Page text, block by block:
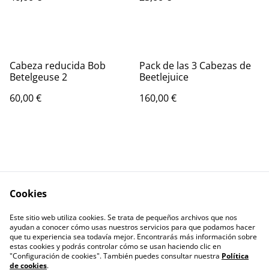
Cabeza reducida Bob
Betelgeuse 2
60,00 €
Pack de las 3 Cabezas de
Beetlejuice
160,00 €
nosotros
Política de Privacidad
Política de cookies
Cookies
Este sitio web utiliza cookies. Se trata de pequeños archivos que nos
ayudan a conocer cómo usas nuestros servicios para que podamos hacer
que tu experiencia sea todavía mejor. Encontrarás más información sobre
estas cookies y podrás controlar cómo se usan haciendo clic en
"Configuración de cookies". También puedes consultar nuestra Política
de cookies.